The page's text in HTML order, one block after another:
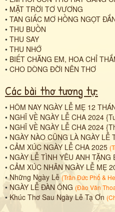
• MẶT TRỜI TƠ VƯƠNG
• TAN GIẤC MƠ HỒNG NGỌT
• THU BUỒN
• THU SAY
• THU NHỚ
• BIẾT CHĂNG EM, HOA CHỈ
• CHO DÒNG ĐỜI NÊN THƠ
Các bài thơ tương tự:
• HÔM NAY NGÀY LỄ MẸ 12
• NGHĨ VỀ NGÀY LỄ CHA 2024
• NGHĨ VỀ NGÀY LỄ CHA 2024
• NGÀY NÀO CŨNG LÀ NGÀY LỄ
• CẢM XÚC NGÀY LỄ CHA 2025 (
• NGÀY LỄ TÌNH YÊU ANH TẶNG
• CẢM XÚC NHÂN NGÀY LỄ MẸ
•Những Ngày Lễ (Trần Đức Phổ &
• NGÀY LỄ ĐÀN ÔNG (Đào Văn
•Khúc Thơ Sau Ngày Lễ Tạ Ơn (